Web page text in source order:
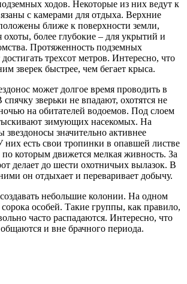
ходов. Некоторые из них ведут к
с камерами для отдыха. Верхние
ближе к поверхности земли,
охоты, более глубокие – для укрытий и
Протяженность подземных
трехсот метров. Интересно, что
зверек быстрее, чем бегает крыса.
может долгое время проводить в
зверьки не впадают, охотятся не
на обитателей водоемов. Под слоем
зимующих насекомых. На
звездоносы значительно активнее
есть свои тропинки в опавшей листве
по которым движется мелкая живность. За
делает до шести охотничьих вылазок. В
он отдыхает и переваривает добычу.
небольшие колонии. На одном
сорока особей. Такие группы, как правило,
часто распадаются. Интересно, что
и вне брачного периода.